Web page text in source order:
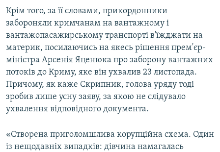
Крім того, за її словами, прикордонники
забороняли кримчанам на вантажному і
вантажопасажирському транспорті в'їжджати на
материк, посилаючись на якесь рішення прем'єр-
міністра Арсенія Яценюка про заборону вантажних
потоків до Криму, яке він ухвалив 23 листопада.
Причому, як каже Скрипник, голова уряду тоді
зробив лише усну заяву, за якою не слідувало
ухвалення відповідного документа.
«Створена приголомшлива корупційна схема. Один
із нещодавніх випадків: дівчина намагалась